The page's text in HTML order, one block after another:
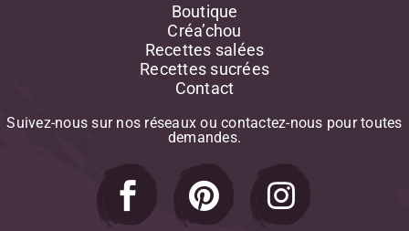
Boutique
Créa’chou
Recettes salées
Recettes sucrées
Contact
Suivez-nous sur nos réseaux ou contactez-nous pour toutes
demandes.